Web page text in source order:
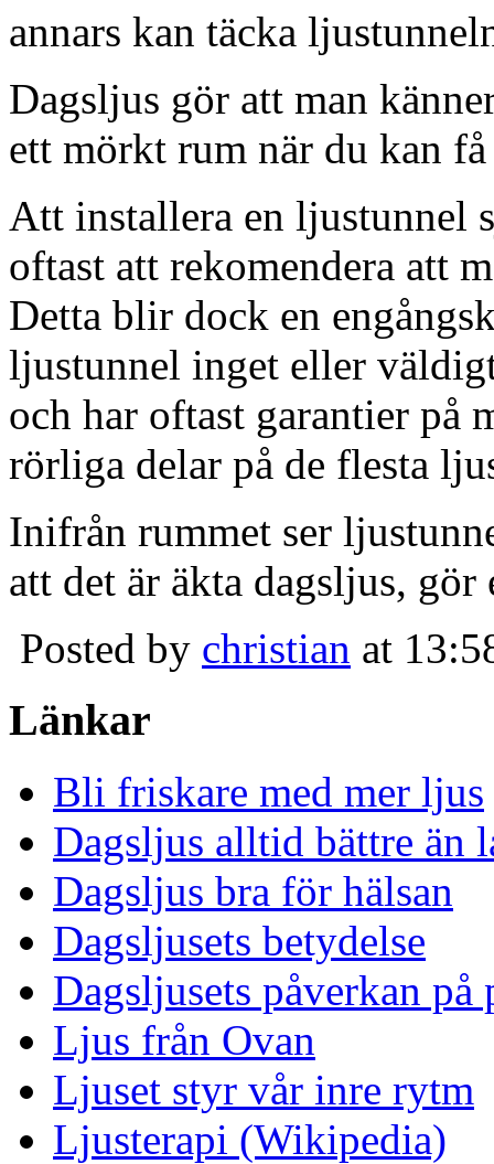
annars kan täcka
Dagsljus gör att man
ett mörkt rum när du kan
Att installera en ljustunnel
oftast att rekomendera att
Detta blir dock en
ljustunnel inget eller
och har oftast garantier på
rörliga delar på de flesta
Inifrån rummet ser
att det är äkta dagsljus,
Posted by christian at
Länkar
Bli friskare med mer ljus
Dagsljus alltid bättre än
Dagsljus bra för hälsan
Dagsljusets betydelse
Dagsljusets påverkan på
Ljus från Ovan
Ljuset styr vår inre rytm
Ljusterapi (Wikipedia)